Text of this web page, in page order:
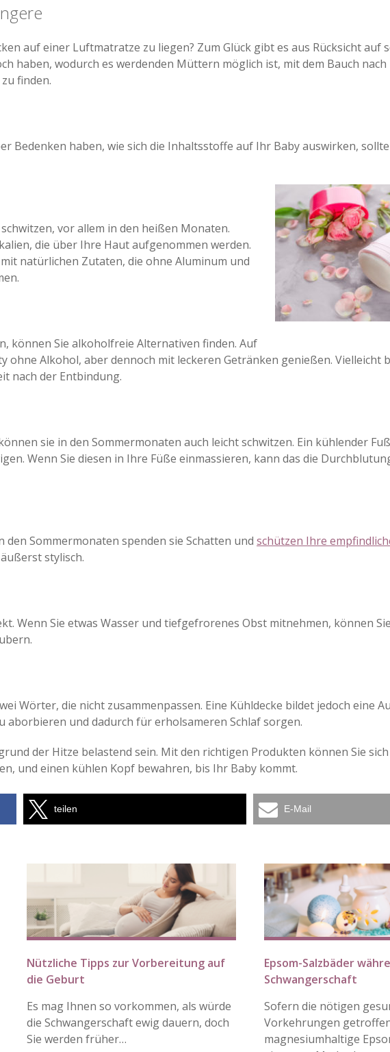
auf einer Luftmatratze zu liegen? Zum Glück gibt es aus Rücksicht auf
haben, wodurch es werdenden Müttern möglich ist, mit dem Bauch
finden.
Bedenken haben, wie sich die Inhaltsstoffe auf Ihr Baby auswirken,
vor allem in den heißen Monaten.
die über Ihre Haut aufgenommen werden.
natürlichen Zutaten, die ohne Aluminum und
können Sie alkoholfreie Alternativen finden. Auf
ohne Alkohol, aber dennoch mit leckeren Getränken genießen. Vielleicht
nach der Entbindung.
sie in den Sommermonaten auch leicht schwitzen. Ein kühlender
Wenn Sie diesen in Ihre Füße einmassieren, kann das die
den Sommermonaten spenden sie Schatten und schützen Ihre
stylisch.
Wenn Sie etwas Wasser und tiefgefrorenes Obst mitnehmen, können
Wörter, die nicht zusammenpassen. Eine Kühldecke bildet jedoch eine
aborbieren und dadurch für erholsameren Schlaf sorgen.
der Hitze belastend sein. Mit den richtigen Produkten können Sie
und einen kühlen Kopf bewahren, bis Ihr Baby kommt.
teilen E-Mail
Nützliche Tipps zur Vorbereitung auf
die Geburt
Es mag Ihnen so vorkommen, als würde
die Schwangerschaft ewig dauern, doch
Sie werden früher…
Epsom-Salzbäder
Schwangerschaft
Sofern die nötigen
Vorkehrungen
magnesiumhaltige